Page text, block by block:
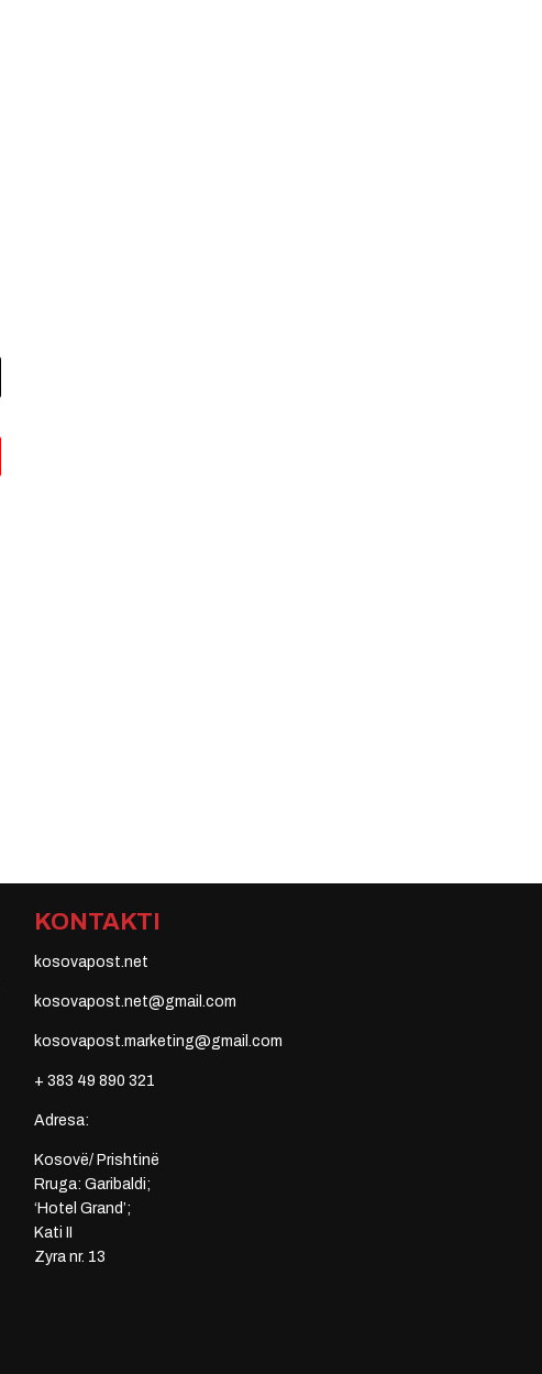
KONTAKTI
kosovapost.net
kosovapost.net@gmail.com
kosovapost.marketing@gmail.com
+ 383 49 890 321
Adresa:
Kosovë/ Prishtinë
Rruga: Garibaldi;
‘Hotel Grand’;
Kati II
Zyra nr. 13